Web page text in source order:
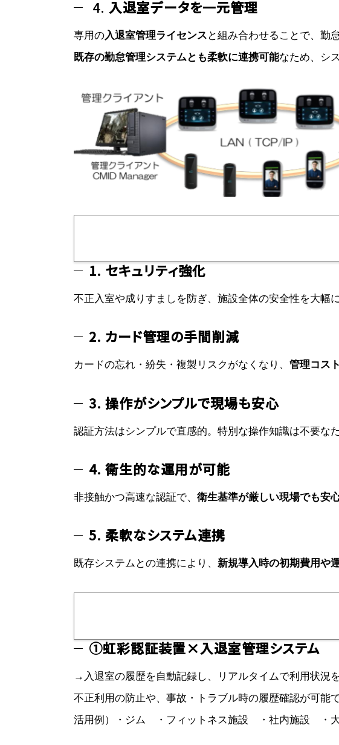
4. 入退室データを一元管理
専用の入退室管理ライセンス と組み合わせることで、勤
既存の勤怠管理システムとも柔軟に連携可能なため、シ
1. セキュリティ強化
不正入室や成りすましを防ぎ、施設全体の安全性を大幅に
2. カード管理の手間削減
カードの忘れ・紛失・複製リスクがなくなり、 管理コス
3. 操作がシンプルで現場も安心
認証方法はシンプルで直感的。特別な操作知識は不要なた
4. 衛生的な運用が可能
非接触かつ高速な認証で、 衛生基準が厳しい現場でも安
5. 柔軟なシステム連携
既存システムとの連携により、 新規導入時の初期費用や
①虹彩認証装置×入退室管理システム
→入退室の履歴を自動記録し、リアルタイムで利用状況
不正利用の防止や、事故・トラブル時の履歴確認が可能で
活用例）・ジム ・フィットネス施設 ・社内施設 ・